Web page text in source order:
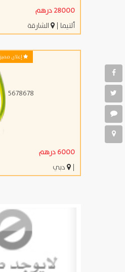
28000 درهم
ألتيما | الشارقة
إعلان مميز
5678678
6000 درهم
|
دبي